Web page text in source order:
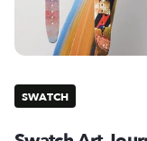
SWATCH